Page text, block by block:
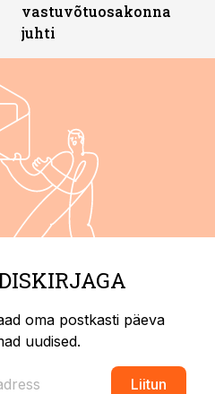
vastuvõtuosakonna
juhti
oma postkasti päeva
uudised.
Liitun